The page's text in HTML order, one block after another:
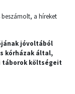
beszámolt, a híreket
jóvoltából
kórházak által,
táborok költségeit